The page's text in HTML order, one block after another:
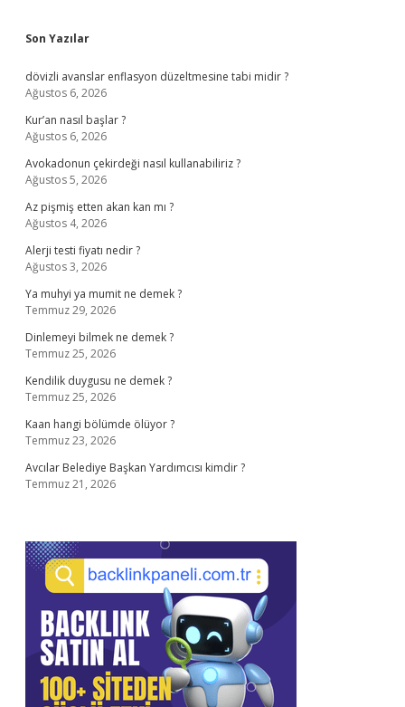
Sidebar
Son Yazılar
dövizli avanslar enflasyon düzeltmesine tabi midir ?
Ağustos 6, 2026
Kur’an nasıl başlar ?
Ağustos 6, 2026
Avokadonun çekirdeği nasıl kullanabiliriz ?
Ağustos 5, 2026
Az pişmiş etten akan kan mı ?
Ağustos 4, 2026
Alerji testi fiyatı nedir ?
Ağustos 3, 2026
Ya muhyi ya mumit ne demek ?
Temmuz 29, 2026
Dinlemeyi bilmek ne demek ?
Temmuz 25, 2026
Kendilik duygusu ne demek ?
Temmuz 25, 2026
Kaan hangi bölümde ölüyor ?
Temmuz 23, 2026
Avcılar Belediye Başkan Yardımcısı kimdir ?
Temmuz 21, 2026